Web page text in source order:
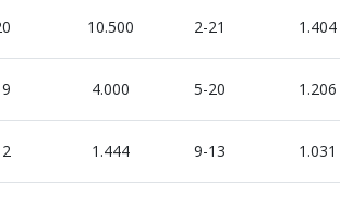
10.500 2-21 1.404
4.000 5-20 1.206
1.444 9-13 1.031